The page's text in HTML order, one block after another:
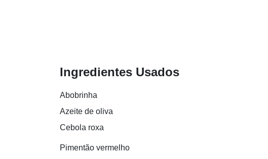
Ingredientes Usados
Abobrinha
Azeite de oliva
Cebola roxa
Pimentão vermelho